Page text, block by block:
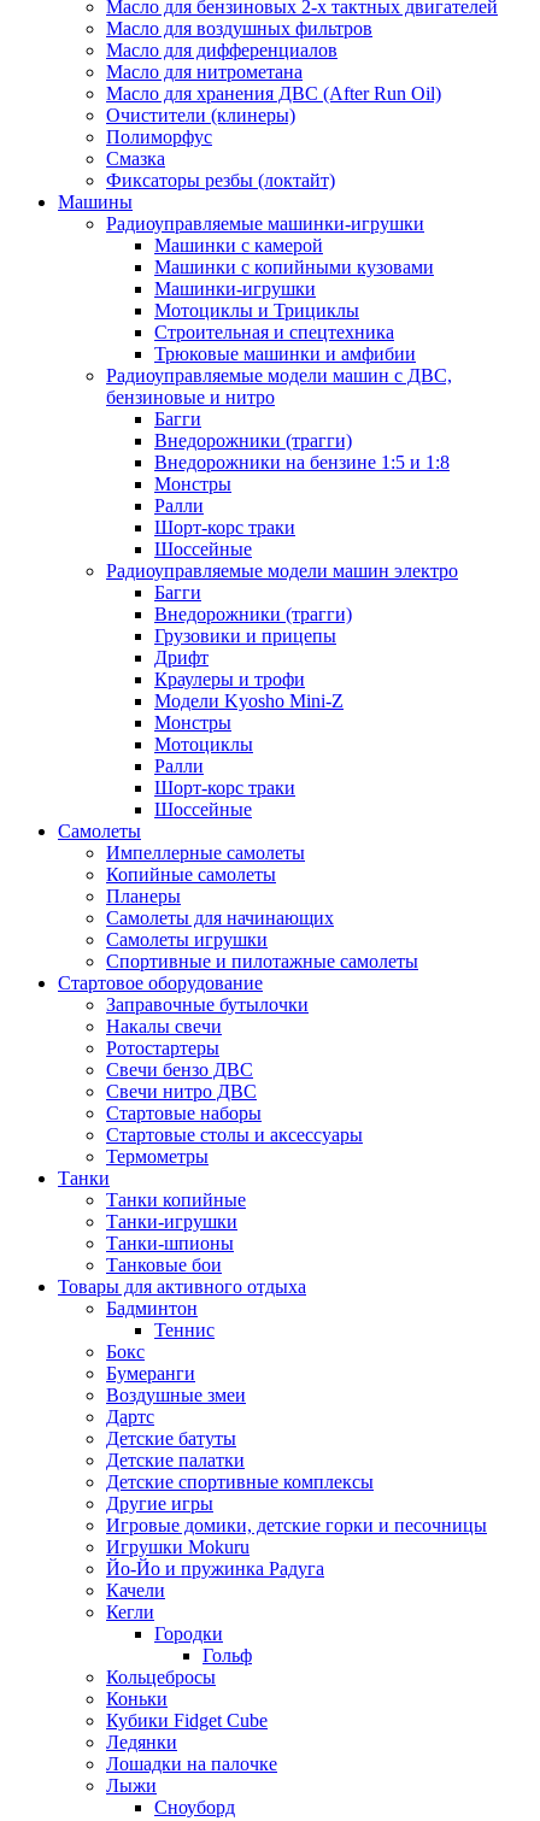
Масло для бензиновых 2-х тактных двигателей
Масло для воздушных фильтров
Масло для дифференциалов
Масло для нитрометана
Масло для хранения ДВС (After Run Oil)
Очистители (клинеры)
Полиморфус
Смазка
Фиксаторы резбы (локтайт)
Машины
Радиоуправляемые машинки-игрушки
Машинки с камерой
Машинки с копийными кузовами
Машинки-игрушки
Мотоциклы и Трициклы
Строительная и спецтехника
Трюковые машинки и амфибии
Радиоуправляемые модели машин с ДВС,
бензиновые и нитро
Багги
Внедорожники (трагги)
Внедорожники на бензине 1:5 и 1:8
Монстры
Ралли
Шорт-корс траки
Шоссейные
Радиоуправляемые модели машин электро
Багги
Внедорожники (трагги)
Грузовики и прицепы
Дрифт
Краулеры и трофи
Модели Kyosho Mini-Z
Монстры
Мотоциклы
Ралли
Шорт-корс траки
Шоссейные
Самолеты
Импеллерные самолеты
Копийные самолеты
Планеры
Самолеты для начинающих
Самолеты игрушки
Спортивные и пилотажные самолеты
Стартовое оборудование
Заправочные бутылочки
Накалы свечи
Ротостартеры
Свечи бензо ДВС
Свечи нитро ДВС
Стартовые наборы
Стартовые столы и аксессуары
Термометры
Танки
Танки копийные
Танки-игрушки
Танки-шпионы
Танковые бои
Товары для активного отдыха
Бадминтон
Теннис
Бокс
Бумеранги
Воздушные змеи
Дартс
Детские батуты
Детские палатки
Детские спортивные комплексы
Другие игры
Игровые домики, детские горки и песочницы
Игрушки Mokuru
Йо-Йо и пружинка Радуга
Качели
Кегли
Городки
Гольф
Кольцебросы
Коньки
Кубики Fidget Cube
Ледянки
Лошадки на палочке
Лыжи
Сноуборд